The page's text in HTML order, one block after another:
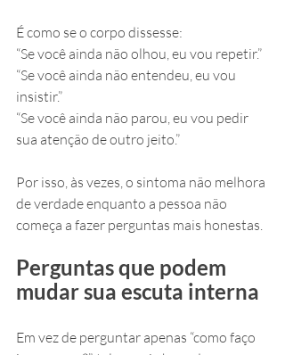
É como se o corpo dissesse:
“Se você ainda não olhou, eu vou repetir.”
“Se você ainda não entendeu, eu vou
insistir.”
“Se você ainda não parou, eu vou pedir
sua atenção de outro jeito.”
Por isso, às vezes, o sintoma não melhora
de verdade enquanto a pessoa não
começa a fazer perguntas mais honestas.
Perguntas que podem
mudar sua escuta interna
Em vez de perguntar apenas “como faço